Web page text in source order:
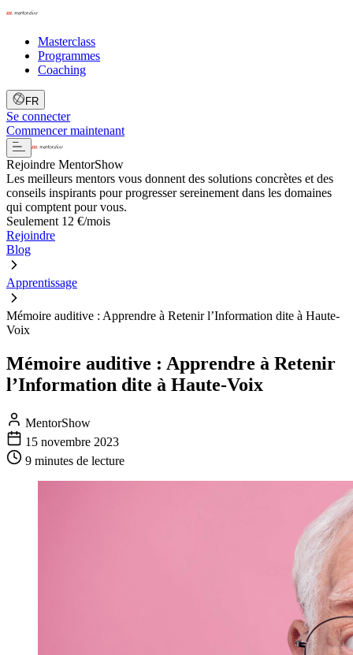
Masterclass
Programmes
Coaching
FR
Se connecter
Commencer maintenant
Rejoindre MentorShow
Les meilleurs mentors vous donnent des solutions concrètes et des
conseils inspirants pour progresser sereinement dans les domaines
qui comptent pour vous.
Seulement 12 €/mois
Rejoindre
Blog
Apprentissage
Mémoire auditive : Apprendre à Retenir l’Information dite à Haute-
Voix
Mémoire auditive : Apprendre à Retenir
l’Information dite à Haute-Voix
MentorShow
15 novembre 2023
9 minutes de lecture